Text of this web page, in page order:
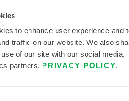
to enhance user experience and
traffic on our website. We also
of our site with our social media,
partners. PRIVACY POLICY.
DOKUMENTE